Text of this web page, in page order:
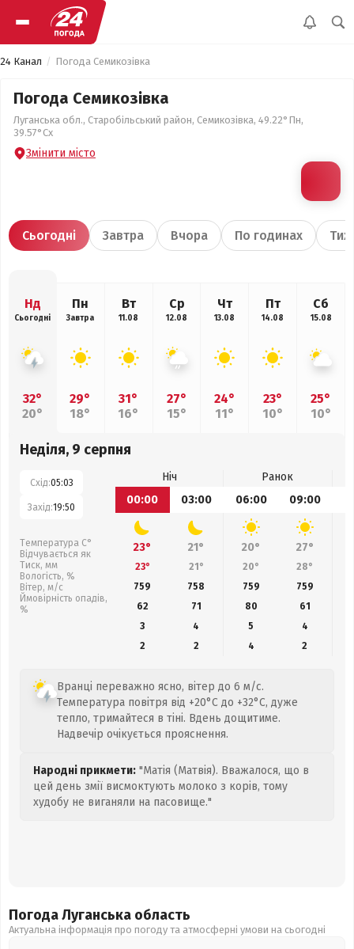
24 Канал Погода Семикозівка
Погода Семикозівка
Луганська обл., Старобільський район, Семикозівка, 49.22°Пн,
39.57°Сх
Змінити місто
Сьогодні Завтра Вчора По годинах
Нд
Сьогодні
32°
20°
Пн
Завтра
29°
18°
Вт
11.08
31°
16°
Ср
12.08
27°
15°
Чт
13.08
24°
11°
Пт
14.08
23°
10°
Сб
15.08
25°
10°
Неділя, 9 серпня
Схід:05:03
Захід:19:50
Температура С°
Відчувається як
Тиск, мм
Вологість, %
Вітер, м/с
Ймовірність опадів,
%
Ніч
Ранок
00:00
03:00 06:00 09:00
23° 21° 20° 27°
23° 21° 20° 28°
759
758 759 759
62
71 80 61
3
4 5
4
2
2 4 2
Вранці переважно ясно, вітер до 6 м/с.
Температура повітря від +20°C до +32°C, дуже
тепло, тримайтеся в тіні. Вдень дощитиме.
Надвечір очікується прояснення.
Народні прикмети: "Матія (Матвія). Вважалося, що в
цей день змії висмоктують молоко з корів, тому
худобу не виганяли на пасовище."
Погода Луганська область
Актуальна інформація про погоду та атмосферні умови на сьогодні